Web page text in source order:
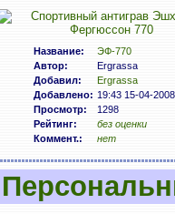
Название:
ЭФ-770
Автор:
Ergrassa
Добавил:
Ergrassa
Добавлено: 19:43 15-04-2008
Просмотр:
1298
Рейтинг:
без оценки
Коммент.:
нет